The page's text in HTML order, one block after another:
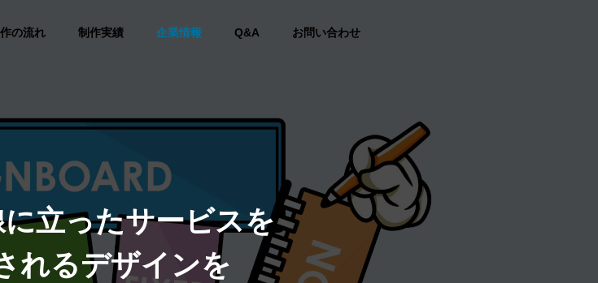
の流れ 制作実績 企業情報 Q&A お問い合わせ
立ったサービスを
れるデザインを